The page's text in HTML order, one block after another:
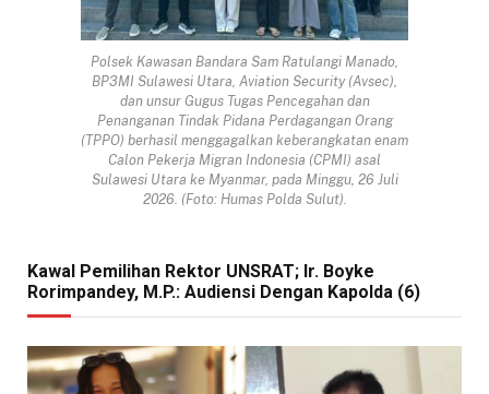
Polsek Kawasan Bandara Sam Ratulangi Manado,
BP3MI Sulawesi Utara, Aviation Security (Avsec),
dan unsur Gugus Tugas Pencegahan dan
Penanganan Tindak Pidana Perdagangan Orang
(TPPO) berhasil menggagalkan keberangkatan enam
Calon Pekerja Migran Indonesia (CPMI) asal
Sulawesi Utara ke Myanmar, pada Minggu, 26 Juli
2026. (Foto: Humas Polda Sulut).
Kawal Pemilihan Rektor UNSRAT; Ir. Boyke
Rorimpandey, M.P.: Audiensi Dengan Kapolda (6)